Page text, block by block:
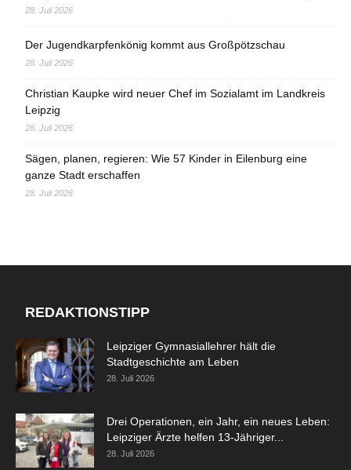
28. Juli 2026
Der Jugendkarpfenkönig kommt aus Großpötzschau
28. Juli 2026
Christian Kaupke wird neuer Chef im Sozialamt im Landkreis
Leipzig
28. Juli 2026
Sägen, planen, regieren: Wie 57 Kinder in Eilenburg eine
ganze Stadt erschaffen
28. Juli 2026
REDAKTIONSTIPP
Leipziger Gymnasiallehrer hält die
Stadtgeschichte am Leben
28. Juli 2026
Drei Operationen, ein Jahr, ein neues Leben:
Leipziger Ärzte helfen 13-Jähriger...
28. Juli 2026